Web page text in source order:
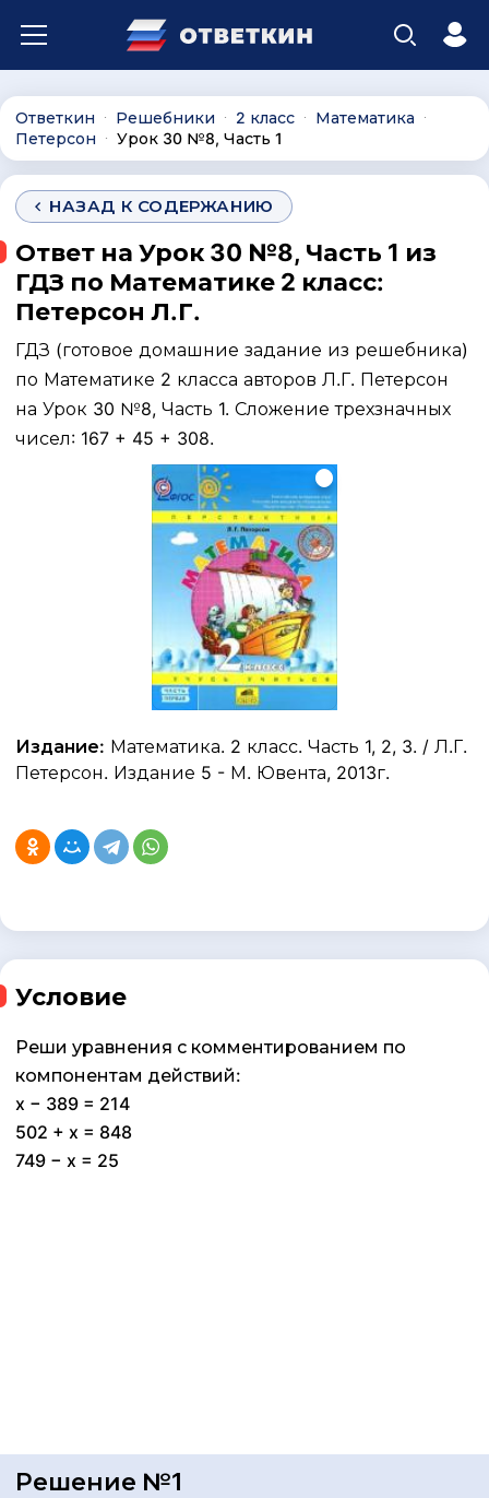
Ответкин ∙ Решебники ∙ 2 класс ∙ Математика ∙
Петерсон ∙ Урок 30 №8, Часть 1
НАЗАД К СОДЕРЖАНИЮ
Ответ на Урок 30 №8, Часть 1 из
ГДЗ по Математике 2 класс:
Петерсон Л.Г.
ГДЗ (готовое домашние задание из решебника)
по Математике 2 класса авторов Л.Г. Петерсон
на Урок 30 №8, Часть 1. Сложение трехзначных
чисел: 167 + 45 + 308.
Издание: Математика. 2 класс. Часть 1, 2, 3. / Л.Г.
Петерсон. Издание 5 - М. Ювента, 2013г.
Условие
Реши уравнения с комментированием по
компонентам действий:
x − 389 = 214
502 + x = 848
749 − x = 25
Решение №1